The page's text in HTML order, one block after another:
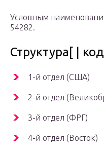
Условным
54282.
Структура[ |
1-й отдел (США)
2-й отдел
3-й отдел (ФРГ)
4-й отдел (Восток)